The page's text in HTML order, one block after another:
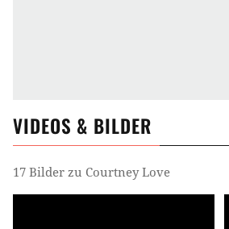
VIDEOS & BILDER
17 Bilder zu Courtney Love